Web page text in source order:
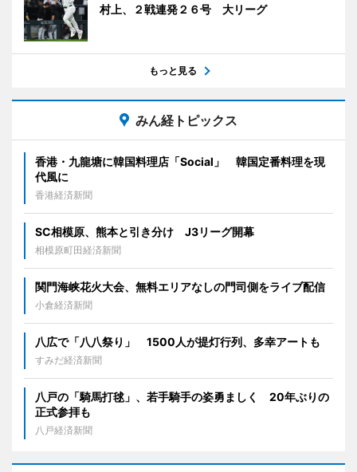
村上、２戦連発２６号 大リーグ
もっと見る
みん経トピックス
香港・九龍塘に韓国料理店「Social」 韓国定番料理を現
代風に
香港経済新聞
SC相模原、熊本と引き分け J3リーグ開幕
相模原町田経済新聞
関門海峡花火大会、無料エリアなしの門司側をライブ配信
小倉経済新聞
八広で「八八祭り」 1500人が提灯行列、多幸アートも
すみだ経済新聞
八戸の「騎馬打毬」、若手騎手の姿勇ましく 20年ぶりの
正式参拝も
八戸経済新聞